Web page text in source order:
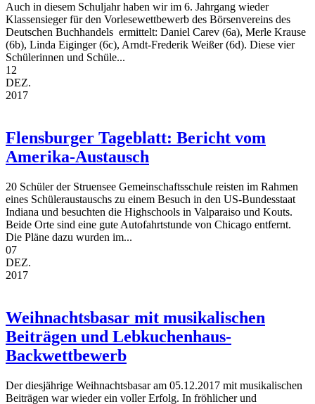
Auch in diesem Schuljahr haben wir im 6. Jahrgang wieder
Klassensieger für den Vorlesewettbewerb des Börsenvereins des
Deutschen Buchhandels ermittelt: Daniel Carev (6a), Merle Krause
(6b), Linda Eiginger (6c), Arndt-Frederik Weißer (6d). Diese vier
Schülerinnen und Schüle...
12
DEZ.
2017
Flensburger Tageblatt: Bericht vom
Amerika-Austausch
20 Schüler der Struensee Gemeinschaftsschule reisten im Rahmen
eines Schüleraustauschs zu einem Besuch in den US-Bundesstaat
Indiana und besuchten die Highschools in Valparaiso und Kouts.
Beide Orte sind eine gute Autofahrtstunde von Chicago entfernt.
Die Pläne dazu wurden im...
07
DEZ.
2017
Weihnachtsbasar mit musikalischen
Beiträgen und Lebkuchenhaus-
Backwettbewerb
Der diesjährige Weihnachtsbasar am 05.12.2017 mit musikalischen
Beiträgen war wieder ein voller Erfolg. In fröhlicher und